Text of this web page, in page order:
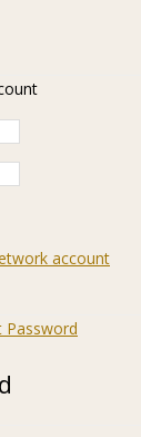
account
Password